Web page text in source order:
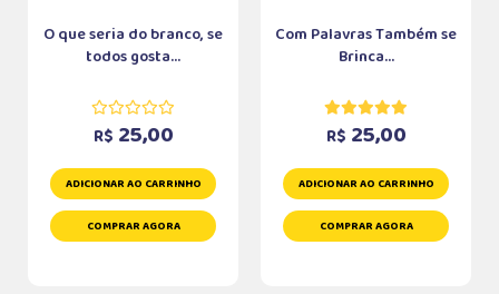
O que seria do branco, se
todos gosta...
R$ 25,00
ADICIONAR AO CARRINHO
COMPRAR AGORA
Com Palavras Também se
Brinca...
R$ 25,00
ADICIONAR AO CARRINHO
COMPRAR AGORA